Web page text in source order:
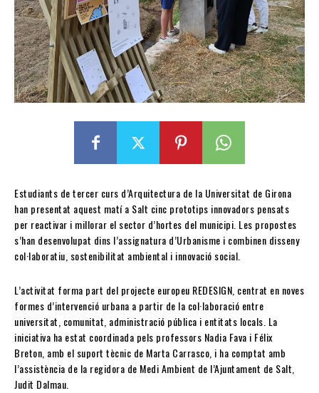
Estudiants de tercer curs d’Arquitectura de la Universitat de Girona
han presentat aquest matí a Salt cinc prototips innovadors pensats
per reactivar i millorar el sector d’hortes del municipi. Les propostes
s’han desenvolupat dins l’assignatura d’Urbanisme i combinen disseny
col·laboratiu, sostenibilitat ambiental i innovació social.
L’activitat forma part del projecte europeu REDESIGN, centrat en noves
formes d’intervenció urbana a partir de la col·laboració entre
universitat, comunitat, administració pública i entitats locals. La
iniciativa ha estat coordinada pels professors Nadia Fava i Félix
Breton, amb el suport tècnic de Marta Carrasco, i ha comptat amb
l’assistència de la regidora de Medi Ambient de l’Ajuntament de Salt,
Judit Dalmau.